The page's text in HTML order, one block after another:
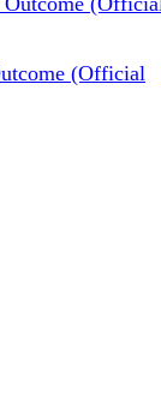
(Official